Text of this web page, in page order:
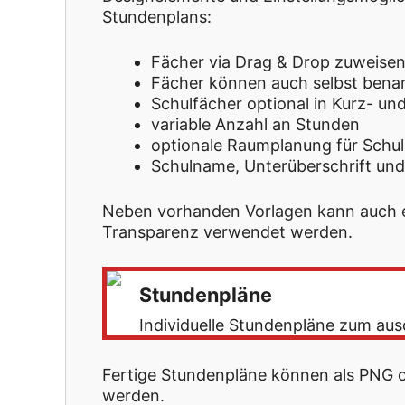
Stundenplans:
Fächer via Drag & Drop zuweisen
Fächer können auch selbst
Schulfächer optional in Kurz-
variable Anzahl an Stunden
optionale Raumplanung für
Schulname, Unterüberschrift
Neben vorhanden Vorlagen kann
Transparenz verwendet werden.
Stundenpläne
Individuelle Stundenpläne zum
Fertige Stundenpläne können als
werden.